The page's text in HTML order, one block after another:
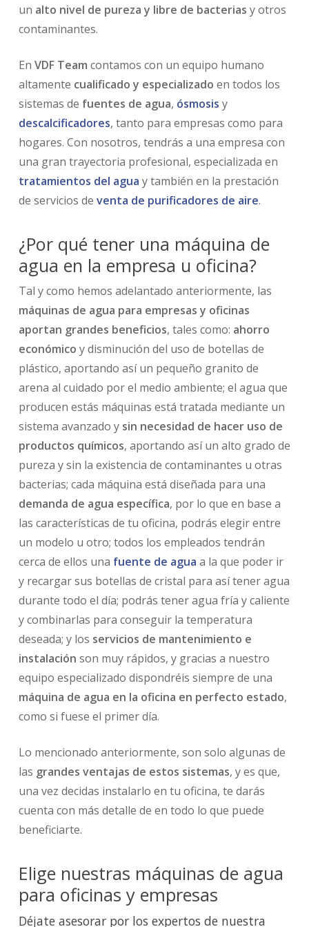
un alto nivel de pureza y libre de bacterias y otros
contaminantes.
En VDF Team contamos con un equipo humano
altamente cualificado y especializado en todos los
sistemas de fuentes de agua, ósmosis y
descalcificadores, tanto para empresas como para
hogares. Con nosotros, tendrás a una empresa con
una gran trayectoria profesional, especializada en
tratamientos del agua y también en la prestación
de servicios de venta de purificadores de aire.
¿Por qué tener una máquina de
agua en la empresa u oficina?
Tal y como hemos adelantado anteriormente, las
máquinas de agua para empresas y oficinas
aportan grandes beneficios, tales como: ahorro
económico y disminución del uso de botellas de
plástico, aportando así un pequeño granito de
arena al cuidado por el medio ambiente; el agua que
producen estás máquinas está tratada mediante un
sistema avanzado y sin necesidad de hacer uso de
productos químicos, aportando así un alto grado de
pureza y sin la existencia de contaminantes u otras
bacterias; cada máquina está diseñada para una
demanda de agua específica, por lo que en base a
las características de tu oficina, podrás elegir entre
un modelo u otro; todos los empleados tendrán
cerca de ellos una fuente de agua a la que poder ir
y recargar sus botellas de cristal para así tener agua
durante todo el día; podrás tener agua fría y caliente
y combinarlas para conseguir la temperatura
deseada; y los servicios de mantenimiento e
instalación son muy rápidos, y gracias a nuestro
equipo especializado dispondréis siempre de una
máquina de agua en la oficina en perfecto estado,
como si fuese el primer día.
Lo mencionado anteriormente, son solo algunas de
las grandes ventajas de estos sistemas, y es que,
una vez decidas instalarlo en tu oficina, te darás
cuenta con más detalle de en todo lo que puede
beneficiarte.
Elige nuestras máquinas de agua
para oficinas y empresas
Déjate asesorar por los expertos de nuestra